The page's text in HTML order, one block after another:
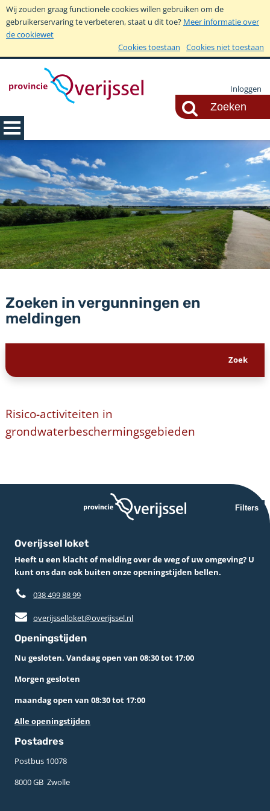
Wij zouden graag functionele cookies willen gebruiken om de
gebruikerservaring te verbeteren, staat u dit toe? Meer informatie over
de cookiewet
Cookies toestaan
Cookies niet toestaan
Inloggen
Zoeken in vergunningen en
meldingen
Risico-activiteiten in
grondwaterbeschermingsgebieden
Filters
Overijssel loket
Heeft u een klacht of melding over de weg of uw omgeving? U
kunt ons dan ook buiten onze openingstijden bellen.
038 499 88 99
overijsselloket@overijssel.nl
Openingstijden
Nu gesloten. Vandaag open van 08:30 tot 17:00
Morgen gesloten
maandag open van 08:30 tot 17:00
Alle openingstijden
Postadres
Postbus 10078 ­
8000 GB ­ Zwolle